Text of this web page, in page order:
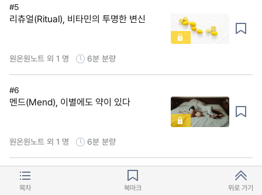
#5
리츄얼(Ritual), 비타민의 투명한 변신
원온원노트 외 1 명 6분 분량
#6
멘드(Mend), 이별에도 약이 있다
원온원노트 외 1 명 6분 분량
목차 북마크 위로 가기